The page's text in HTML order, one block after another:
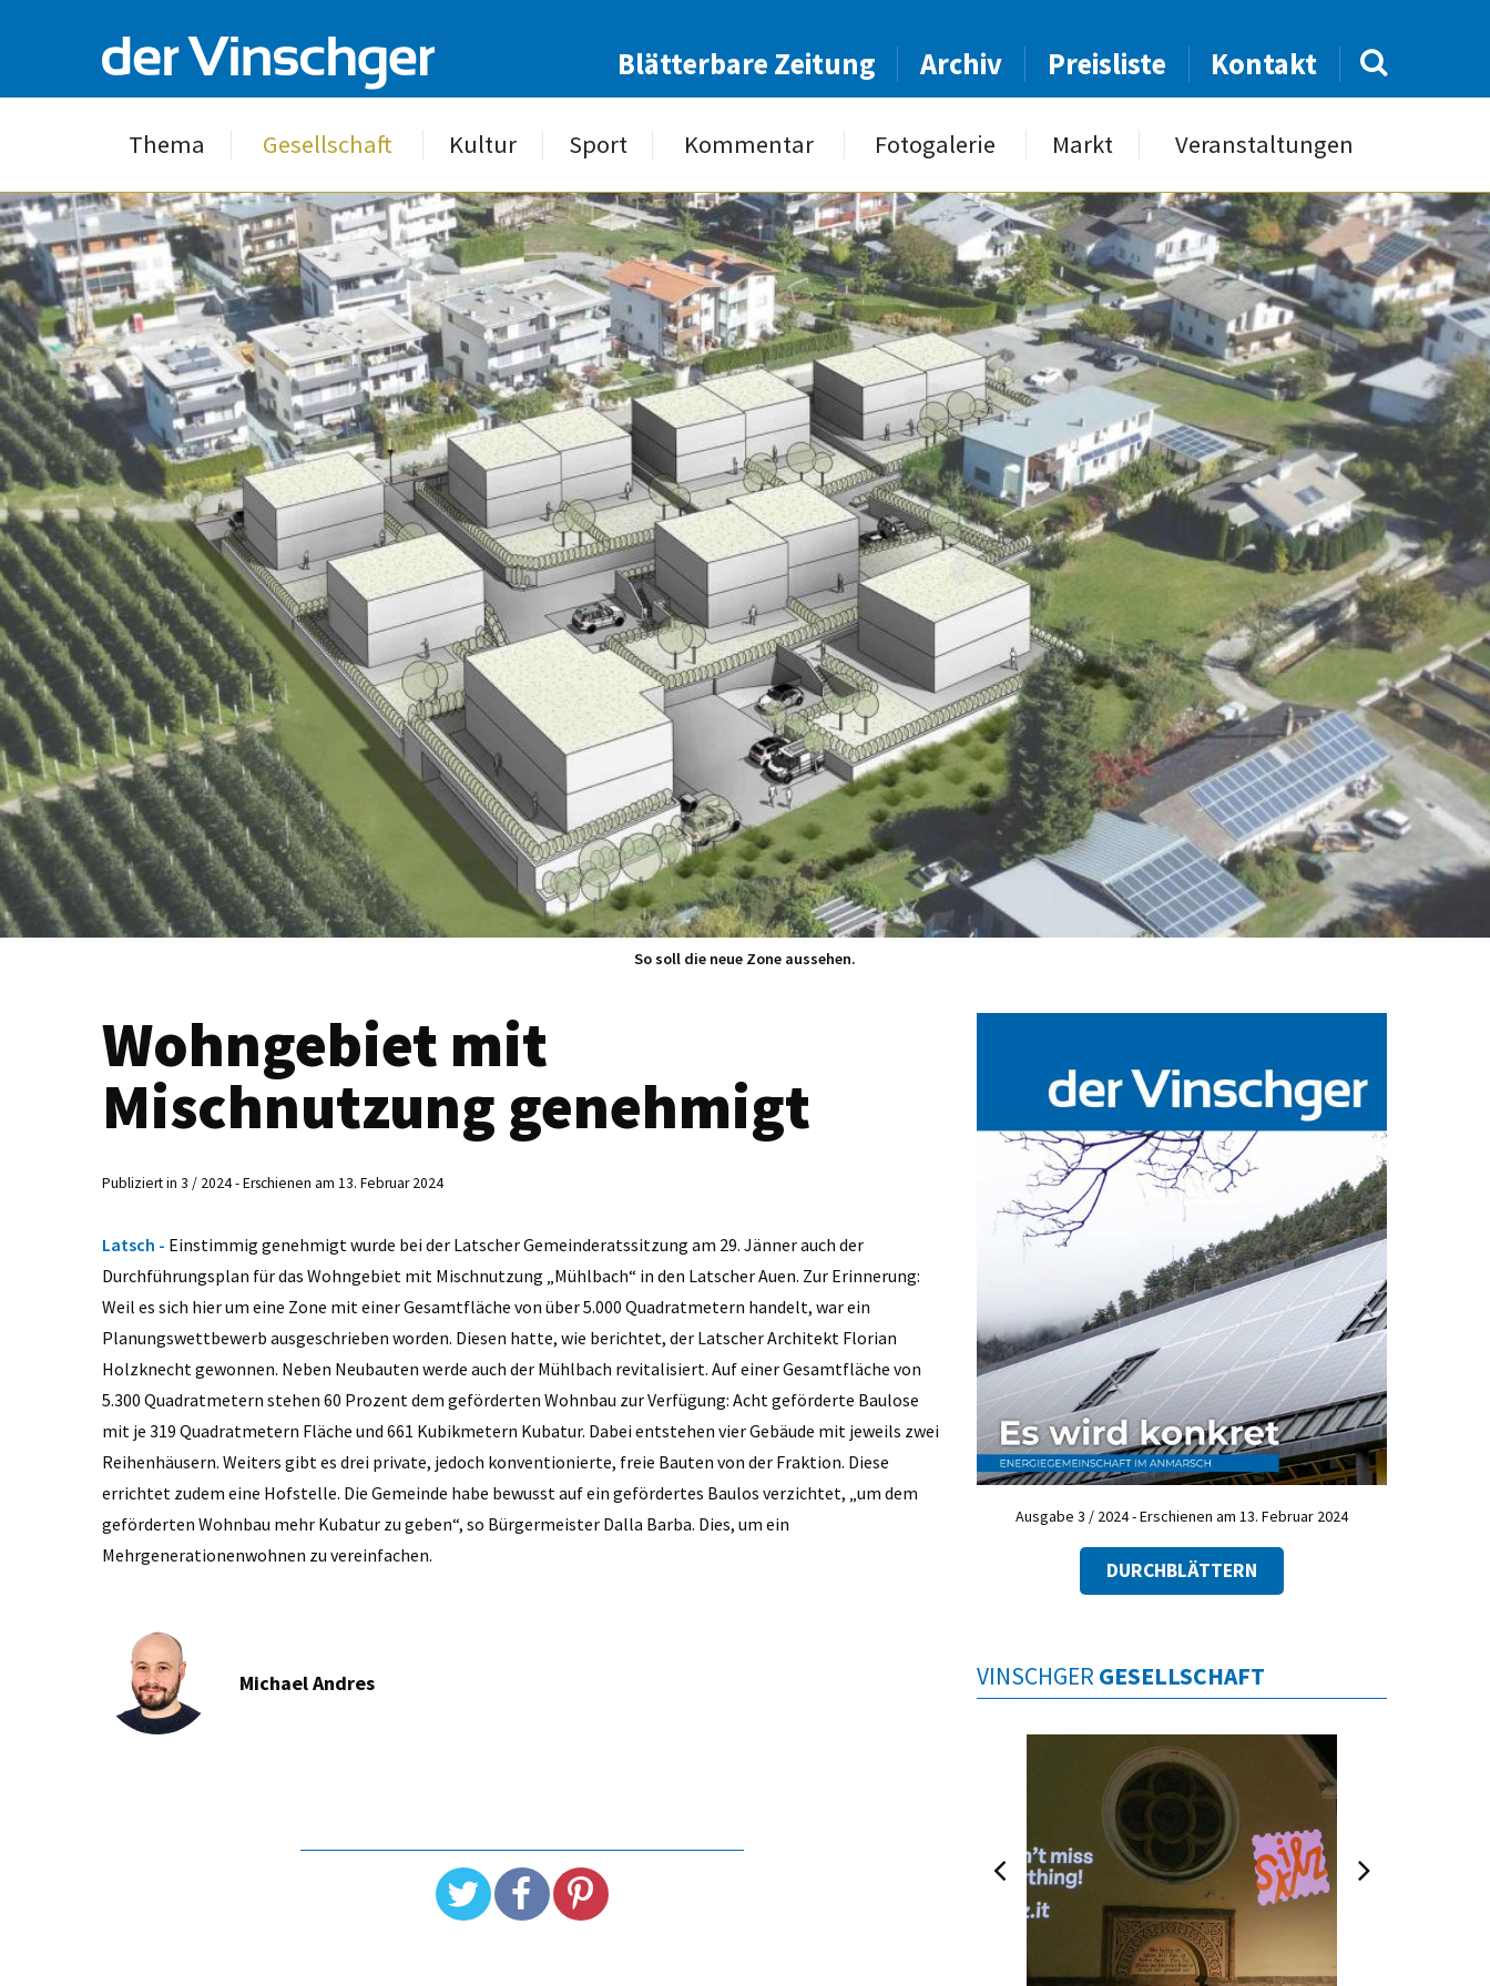
Blätterbare Zeitung Archiv Preisliste Kontakt
Thema Gesellschaft Kultur Sport Kommentar Fotogalerie Markt Veranstaltungen
So soll die neue Zone aussehen.
Wohngebiet mit
Mischnutzung genehmigt
Publiziert in 3 / 2024 - Erschienen am 13. Februar 2024
Latsch - Einstimmig genehmigt wurde bei der Latscher Gemeinderatssitzung am 29. Jänner auch der
Durchführungsplan für das Wohngebiet mit Mischnutzung „Mühlbach“ in den Latscher Auen. Zur Erinnerung:
Weil es sich hier um eine Zone mit einer Gesamtfläche von über 5.000 Quadratmetern handelt, war ein
Planungswettbewerb ausgeschrieben worden. Diesen hatte, wie berichtet, der Latscher Architekt Florian
Holzknecht gewonnen. Neben Neubauten werde auch der Mühlbach revitalisiert. Auf einer Gesamtfläche von
5.300 Quadratmetern stehen 60 Prozent dem geförderten Wohnbau zur Verfügung: Acht geförderte Baulose
mit je 319 Quadratmetern Fläche und 661 Kubikmetern Kubatur. Dabei entstehen vier Gebäude mit jeweils zwei
Reihenhäusern. Weiters gibt es drei private, jedoch konventionierte, freie Bauten von der Fraktion. Diese
errichtet zudem eine Hofstelle. Die Gemeinde habe bewusst auf ein gefördertes Baulos verzichtet, „um dem
geförderten Wohnbau mehr Kubatur zu geben“, so Bürgermeister Dalla Barba. Dies, um ein
Mehrgenerationenwohnen zu vereinfachen.
Michael Andres
Ausgabe 3 / 2024 - Erschienen am 13. Februar 2024
DURCHBLÄTTERN
VINSCHGER GESELLSCHAFT